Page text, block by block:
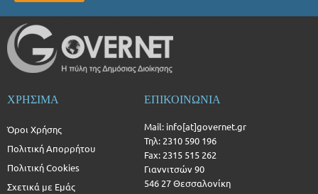
ΧΡΗΣΙΜΑ
Όροι Χρήσης
Πολιτική Απορρήτου
Πολιτική Cookies
Σχετικά με Εμάς
ΕΠΙΚΟΙΝΩΝΙΑ
Mail: info[at]governet.gr
Τηλ: 2310 590 196
Fax: 2315 515 262
Γιαννιτσών 90
546 27 Θεσσαλονίκη